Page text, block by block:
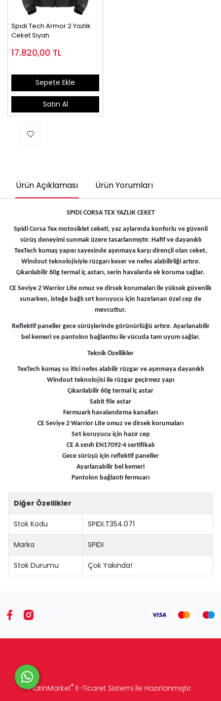
Spıdı Tech Armor 2 Yazlık
Ceket Siyah
17.820,00 TL
Sepete Ekle
Satın Al
Ürün Açıklaması Ürün Yorumları
SPIDI CORSA TEX YAZLIK CEKET
Spidi Corsa Tex motosiklet ceketi, yaz aylarında konforlu ve güvenli
sürüş deneyimi sunmak üzere tasarlanmıştır. Hafif ve dayanıklı
TexTech kumaş yapısı sayesinde aşınmaya karşı dirençli olan ceket,
Windout teknolojisiyle rüzgarı keser ve nefes alabilirliği artırır.
Çıkarılabilir 60g termal iç astarı, serin havalarda ek koruma sağlar.
CE Seviye 2 Warrior Lite omuz ve dirsek korumaları ile yüksek güvenlik
sunarken, isteğe bağlı sırt koruyucu için hazırlanan özel cep de
mevcuttur.
Reflektif paneller gece sürüşlerinde görünürlüğü artırır. Ayarlanabilir
bel kemeri ve pantolon bağlantısı ile vücuda tam uyum sağlar.
Teknik Özellikler
TexTech kumaş su itici nefes alabilir rüzgar ve aşınmaya dayanıklı
Windout teknolojisi ile rüzgar geçirmez yapı
Çıkarılabilir 60g termal iç astar
Sabit file astar
Fermuarlı havalandırma kanalları
CE Seviye 2 Warrior Lite omuz ve dirsek korumaları
Sırt koruyucu için hazır cep
CE A sınıfı EN17092-4 sertifikalı
Gece sürüşü için reflektif paneller
Ayarlanabilir bel kemeri
Pantolon bağlantı fermuarı
Diğer Özellikler
Stok Kodu SPIDI.T354.071
Marka SPIDI
Stok Durumu Çok Yakında!
PlatinMarket® E-Ticaret Sistemi İle Hazırlanmıştır.